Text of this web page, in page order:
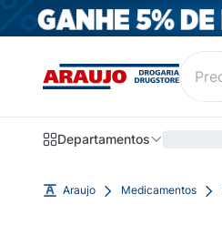
Departamentos
Araujo Medicamentos